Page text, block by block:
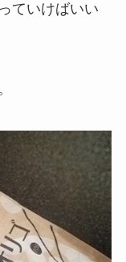
ていけばいい